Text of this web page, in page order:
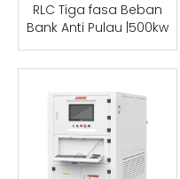
RLC Tiga fasa Beban
Bank Anti Pulau |500kw